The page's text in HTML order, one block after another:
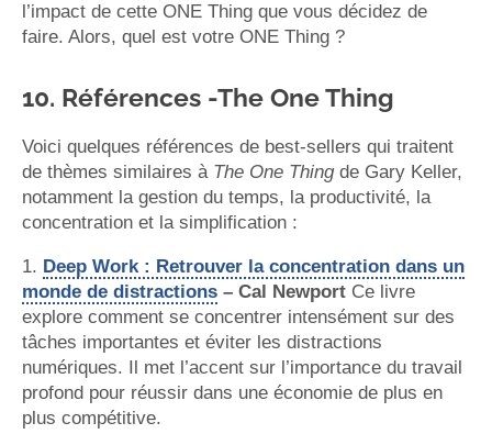
l’impact de cette ONE Thing que vous décidez de
faire. Alors, quel est votre ONE Thing ?
10. Références -The One Thing
Voici quelques références de best-sellers qui traitent
de thèmes similaires à The One Thingde Gary Keller,
notamment la gestion du temps, la productivité, la
concentration et la simplification :
1. Deep Work : Retrouver la concentration dans un
monde de distractions – Cal Newport Ce livre
explore comment se concentrer intensément sur des
tâches importantes et éviter les distractions
numériques. Il met l’accent sur l’importance du travail
profond pour réussir dans une économie de plus en
plus compétitive.